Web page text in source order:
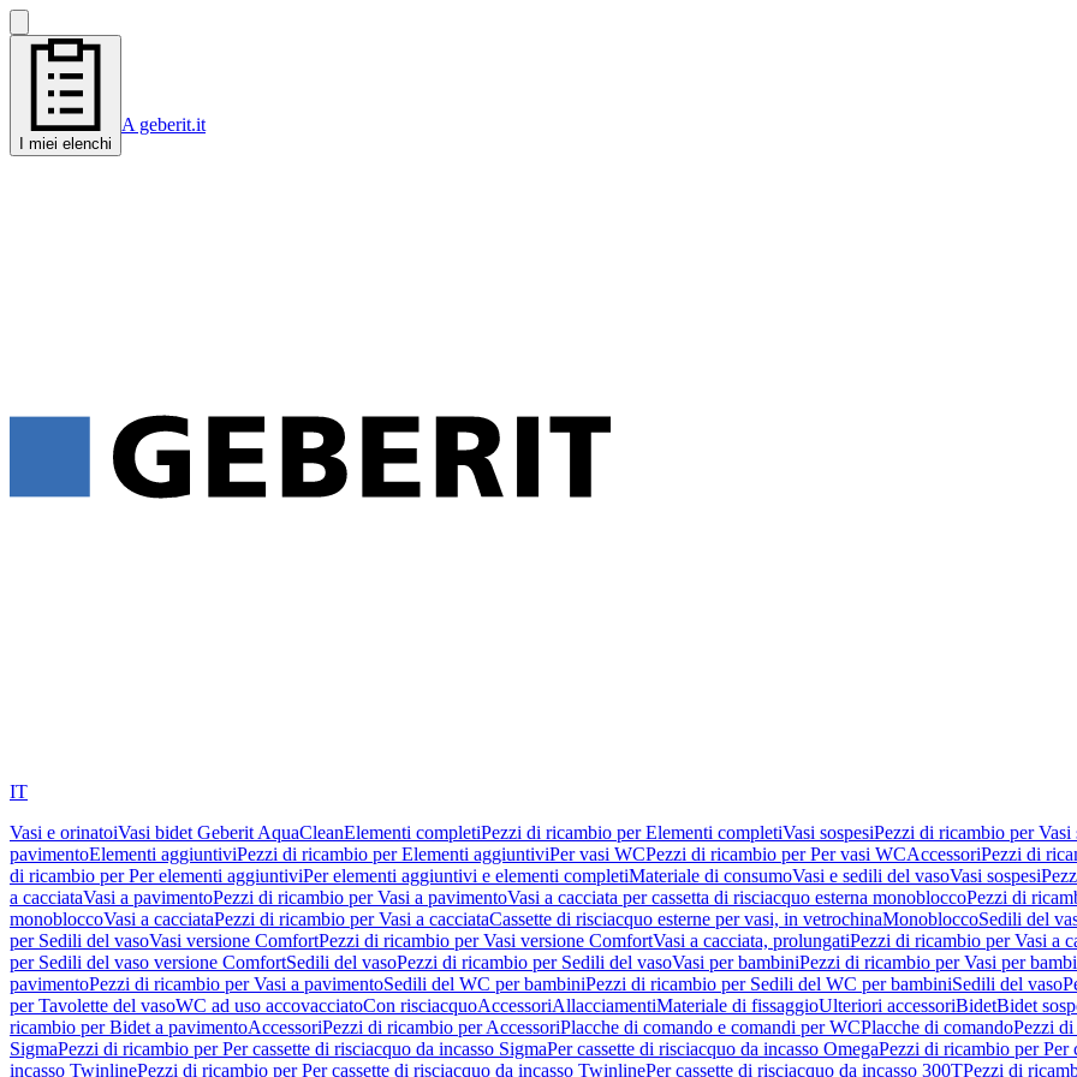
I miei elenchi
A geberit.it
IT
Vasi e orinatoiVasi bidet Geberit AquaCleanElementi completiPezzi di ricambio per Elementi completiVasi sospesiPezzi di ricambio per Vasi
pavimentoElementi aggiuntiviPezzi di ricambio per Elementi aggiuntiviPer vasi WCPezzi di ricambio per Per vasi WCAccessoriPezzi di
di ricambio per Per elementi aggiuntiviPer elementi aggiuntivi e elementi completiMateriale di consumoVasi e sedili del vasoVasi sospesi
a cacciataVasi a pavimentoPezzi di ricambio per Vasi a pavimentoVasi a cacciata per cassetta di risciacquo esterna monobloccoPezzi di
monobloccoVasi a cacciataPezzi di ricambio per Vasi a cacciataCassette di risciacquo esterne per vasi, in vetrochinaMonobloccoSedili del
per Sedili del vasoVasi versione ComfortPezzi di ricambio per Vasi versione ComfortVasi a cacciata, prolungatiPezzi di ricambio per Vasi a
per Sedili del vaso versione ComfortSedili del vasoPezzi di ricambio per Sedili del vasoVasi per bambiniPezzi di ricambio per Vasi per
pavimentoPezzi di ricambio per Vasi a pavimentoSedili del WC per bambiniPezzi di ricambio per Sedili del WC per bambiniSedili del vaso
per Tavolette del vasoWC ad uso accovacciatoCon risciacquoAccessoriAllacciamentiMateriale di fissaggioUlteriori accessoriBidetBidet
ricambio per Bidet a pavimentoAccessoriPezzi di ricambio per AccessoriPlacche di comando e comandi per WCPlacche di comandoPezzi
SigmaPezzi di ricambio per Per cassette di risciacquo da incasso SigmaPer cassette di risciacquo da incasso OmegaPezzi di ricambio per Per
incasso TwinlinePezzi di ricambio per Per cassette di risciacquo da incasso TwinlinePer cassette di risciacquo da incasso 300TPezzi di